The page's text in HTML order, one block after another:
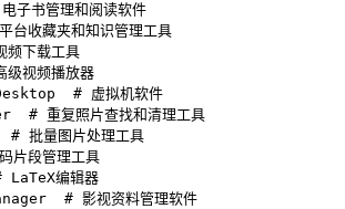
子书管理和阅读软件
台收藏夹和知识管理工具
频下载工具
级视频播放器
# 虚拟机软件
# 重复照片查找和清理工具
# 批量图片处理工具
片段管理工具
LaTeX编辑器
# 影视资料管理软件